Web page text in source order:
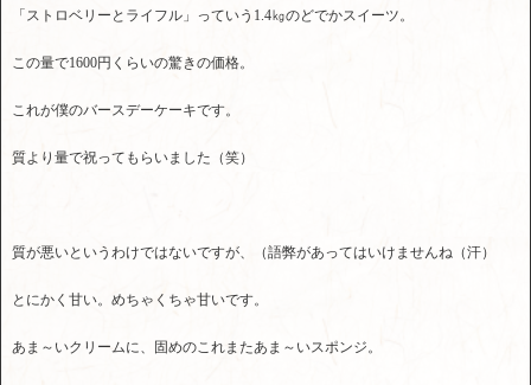
「ストロベリーとライフル」っていう1.4㎏のどでかスイーツ。
この量で1600円くらいの驚きの価格。
これが僕のバースデーケーキです。
質より量で祝ってもらいました（笑）
質が悪いというわけではないですが、（語弊があってはいけませんね（汗）
とにかく甘い。めちゃくちゃ甘いです。
あま～いクリームに、固めのこれまたあま～いスポンジ。